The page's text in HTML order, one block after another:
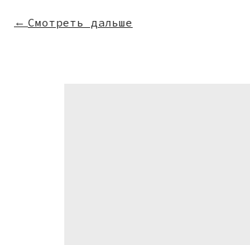
Смотреть дальше